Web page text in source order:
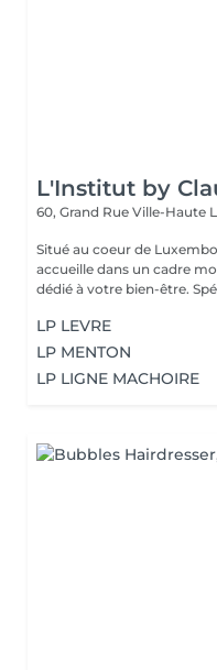
L'Institut by
60, Grand Rue Ville-Haute
Situé au coeur de
accueille dans un cadre
dédié à
LP LEVRE
LP MENTON
LP LIGNE MACHOIRE